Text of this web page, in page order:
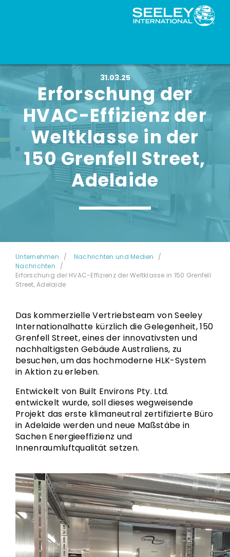
31.03.25
Erforschung der
HVAC-Effizienz der
Weltklasse in der
150 Grenfell Street,
Adelaide
Unternehmen
Nachrichten und Medien
Nachrichten
Erforschung der HVAC-Effizienz der Weltklasse in 150 Grenfell
Street, Adelaide
Das kommerzielle Vertriebsteam von Seeley
Internationalhatte kürzlich die Gelegenheit, 150
Grenfell Street, eines der innovativsten und
nachhaltigsten Gebäude Australiens, zu
besuchen, um das hochmoderne HLK-System
in Aktion zu erleben.
Entwickelt von Built Environs Pty. Ltd.
entwickelt wurde, soll dieses wegweisende
Projekt das erste klimaneutral zertifizierte Büro
in Adelaide werden und neue Maßstäbe in
Sachen Energieeffizienz und
Innenraumluftqualität setzen.